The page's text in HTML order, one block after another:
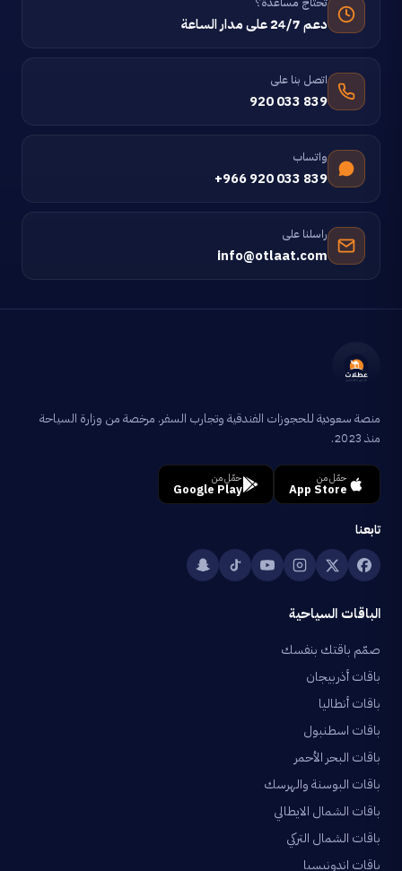
دعم 24/7 على مدار الساعة
اتصل بنا على
920 033 839
واتساب
+966 920 033 839
راسلنا على
info@otlaat.com
منصة سعودية للحجوزات الفندقية وتجارب السفر. مرخصة من وزارة السياحة
منذ 2023.
حمّل من
App Store
حمّل من
Google Play
تابعنا
الباقات السياحية
صمّم باقتك بنفسك
باقات أذربيجان
باقات أنطاليا
باقات اسطنبول
باقات البحر الأحمر
باقات البوسنة والهرسك
باقات الشمال الايطالي
باقات الشمال التركي
باقات اندونيسيا